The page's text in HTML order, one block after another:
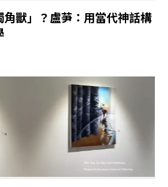
獸」？盧芛：用當代神話構